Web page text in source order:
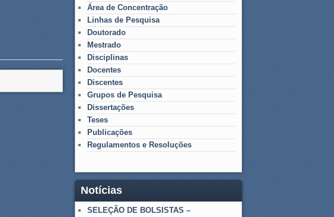
Área de Concentração
Linhas de Pesquisa
Doutorado
Mestrado
Disciplinas
Docentes
Discentes
Grupos de Pesquisa
Dissertações
Teses
Publicações
Regulamentos e Resoluções
Notícias
SELEÇÃO DE BOLSISTAS –